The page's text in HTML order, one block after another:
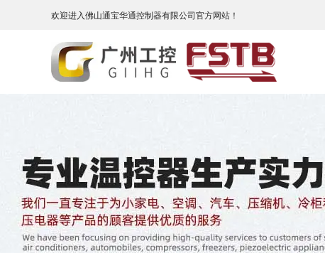
欢迎进入佛山通宝华通控制器有限公司官方网站！